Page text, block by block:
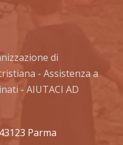
di
- Assistenza a
- AIUTACI AD
Parma